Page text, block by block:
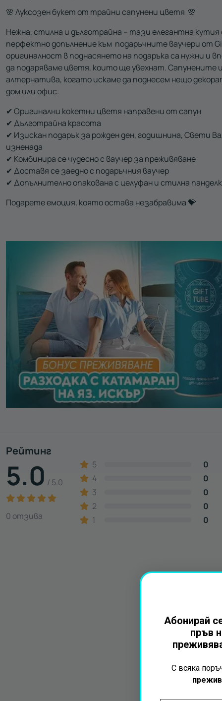
🌸 Луксозен букет от трайни сапунени цветя 🌸
Нежна, стилна и дълготрайна – тази елегантна кутия
перфектно допълнение към подаръчните ваучери от
оригиналност в поднасянето на подаръка са нужни и
да подаряваме цветя, които ще увехнат. Сапунените
алтернатива, когато искаме да поднесем нещо
дом или офис.
✔ Оригинални кокетни цветя направени от сапун
✔ Дълготрайна красота
✔ Изискан подарък за рожден ден, годишнина, Свети
изненада
✔ Комбинира се чудесно с ваучер за преживяване
✔ Доставя се заедно с подаръчния ваучер
✔ Допълнително опакована с целуфан и стилна
Подарете емоция, която остава незабравима 💝
Рейтинг
5.0 / 5.0
0 отзива
5
0
4
0
3
0
2
0
1
0
Абонирай
пръв
С всяка